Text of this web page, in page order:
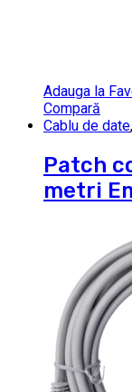
Adauga la
Compară
Cablu de date,
Patch
metri